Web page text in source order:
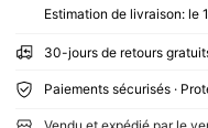
Estimation de livraison: le
30-jours de retours
Paiements sécurisés ·